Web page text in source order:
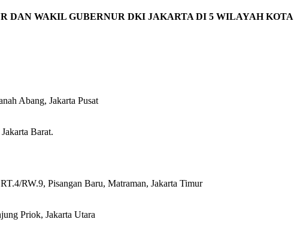
DAN WAKIL GUBERNUR DKI JAKARTA DI 5 WILAYAH
Abang, Jakarta Pusat
Barat.
RW.9, Pisangan Baru, Matraman, Jakarta Timur
Priok, Jakarta Utara